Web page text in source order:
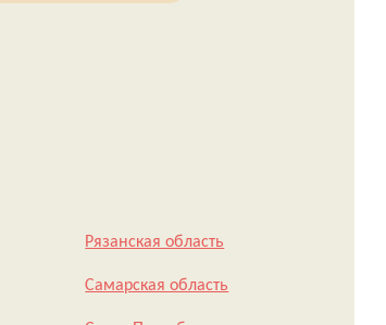
Рязанская область
Самарская область